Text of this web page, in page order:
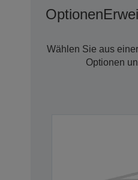
Optionen
Wählen Sie aus
Optionen